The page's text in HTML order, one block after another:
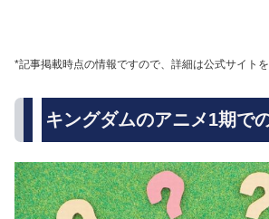
*記事掲載時点の情報ですので、詳細は公式サイトを
キングダムのアニメ1期で